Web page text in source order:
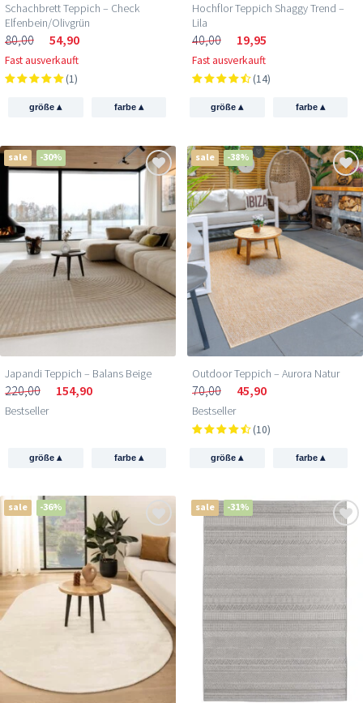
Schachbrett Teppich – Check
Elfenbein/Olivgrün
80,00 54,90
Fast ausverkauft
(1)
größe▴ farbe ▴
Hochflor Teppich Shaggy Trend –
Lila
40,00 19,95
Fast ausverkauft
(14)
größe▴ farbe ▴
sale -30%
Japandi Teppich – Balans Beige
220,00 154,90
Bestseller
größe▴ farbe ▴
sale -38%
Outdoor Teppich – Aurora Natur
70,00 45,90
Bestseller
(10)
größe▴ farbe ▴
sale -36% sale -31%